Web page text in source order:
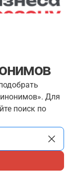
Для
поиск по